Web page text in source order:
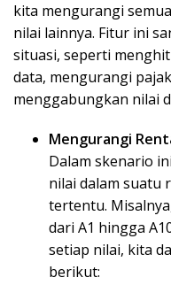
kita mengurangi
nilai lainnya. Fitur ini
situasi, seperti
data, mengurangi
menggabungkan nilai
Mengurangi
Dalam skenario
nilai dalam suatu
tertentu.
dari A1 hingga
setiap nilai, kita
berikut: